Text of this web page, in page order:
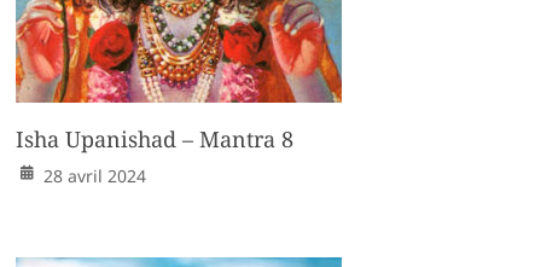
Isha Upanishad – Mantra 8
28 avril 2024